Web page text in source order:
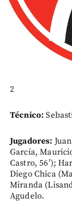
2
Técnico:
Jugadores:
García,
Castro, 56’);
Diego Chica
Miranda
Agudelo.